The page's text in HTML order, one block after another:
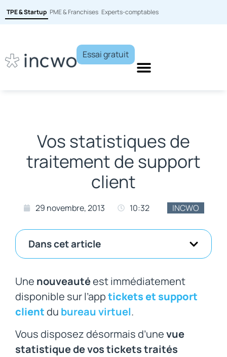
TPE & Startup PME & Franchises Experts-comptables
Essai gratuit
Vos statistiques de
traitement de support
client
29 novembre, 2013 10:32 INCWO
Dans cet article
Une nouveautéest immédiatement
disponible sur l’apptickets et support
clientdu bureau virtuel.
Vous disposez désormais d’unevue
statistique de vos tickets traités